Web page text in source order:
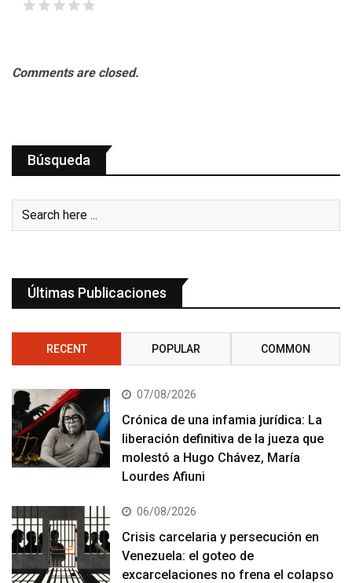
Comments are closed.
Búsqueda
Últimas Publicaciones
RECENT POPULAR COMMON
07/08/2026
Crónica de una infamia jurídica: La
liberación definitiva de la jueza que
molestó a Hugo Chávez, María
Lourdes Afiuni
06/08/2026
Crisis carcelaria y persecución en
Venezuela: el goteo de
excarcelaciones no frena el colapso